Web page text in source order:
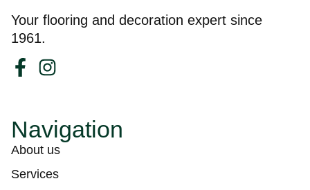
Your flooring and decoration expert since
1961.
Navigation
About us
Services